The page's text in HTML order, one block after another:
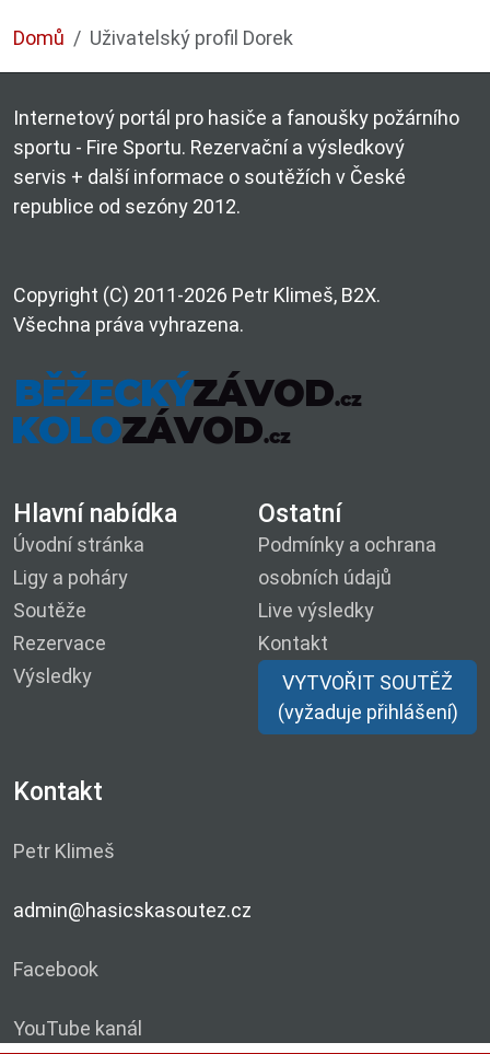
Domů Uživatelský profil Dorek
Internetový portál pro hasiče a fanoušky požárního
sportu - Fire Sportu. Rezervační a výsledkový
servis + další informace o soutěžích v České
republice od sezóny 2012.
Copyright (C) 2011-2026 Petr Klimeš, B2X.
Všechna práva vyhrazena.
Hlavní nabídka
Úvodní stránka
Ligy a poháry
Soutěže
Rezervace
Výsledky
Ostatní
Podmínky a ochrana
osobních údajů
Live výsledky
Kontakt
VYTVOŘIT SOUTĚŽ
(vyžaduje přihlášení)
Kontakt
Petr Klimeš
admin@hasicskasoutez.cz
Facebook
YouTube kanál